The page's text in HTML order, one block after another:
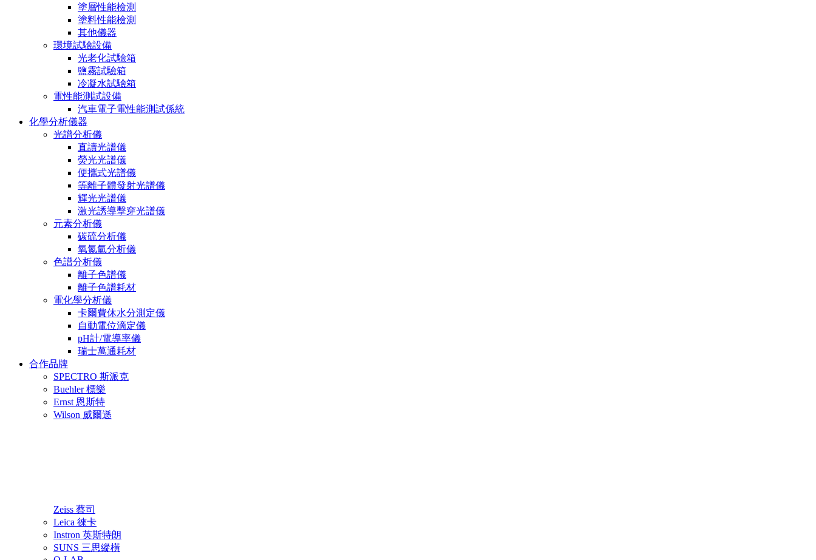
塗層性能檢測
塗料性能檢測
其他儀器
環境試驗設備
光老化試驗箱
鹽霧試驗箱
冷凝水試驗箱
電性能測試設備
汽車電子電性能測試係統
化學分析儀器
光譜分析儀
直讀光譜儀
熒光光譜儀
便攜式光譜儀
等離子體發射光譜儀
輝光光譜儀
激光誘導擊穿光譜儀
元素分析儀
碳硫分析儀
氧氮氫分析儀
色譜分析儀
離子色譜儀
離子色譜耗材
電化學分析儀
卡爾費休水分測定儀
自動電位滴定儀
pH計/電導率儀
瑞士萬通耗材
合作品牌
SPECTRO 斯派克
Buehler 標樂
Ernst 恩斯特
Wilson 威爾遜
Zeiss 蔡司
Leica 徠卡
Instron 英斯特朗
SUNS 三思縱橫